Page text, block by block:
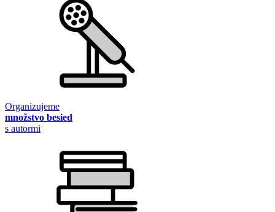
Organizujeme
množstvo besied
s autormi